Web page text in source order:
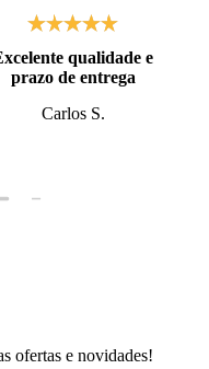
qualidade e
prazo de entrega
Carlos S.
ofertas e novidades!